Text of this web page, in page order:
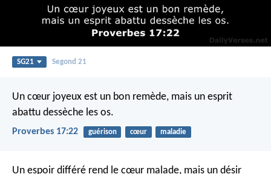
SG21 Segond 21
Un cœur joyeux est un bon remède, mais un esprit
abattu dessèche les os.
Proverbes 17:22 guérison cœur maladie
Un espoir différé rend le cœur malade, mais un désir